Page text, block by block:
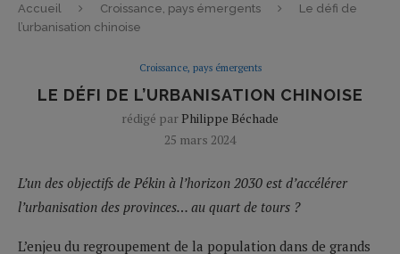
Accueil Croissance, pays émergents
Le défi de
l’urbanisation chinoise
Croissance, pays émergents
LE DÉFI DE L’URBANISATION CHINOISE
rédigé par Philippe Béchade
25 mars 2024
L’un des objectifs de Pékin à l’horizon 2030 est d’accélérer
l’urbanisation des provinces… au quart de tours ?
L’enjeu du regroupement de la population dans de grands